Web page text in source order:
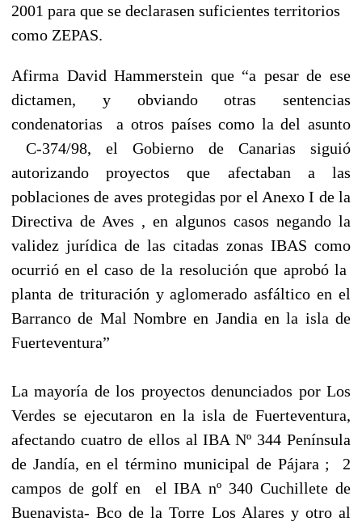
2001 para que se declarasen suficientes territorios
como ZEPAS.
Afirma David Hammerstein que “a pesar de ese
dictamen, y obviando otras sentencias
condenatorias
a otros países como la del asunto
C-374/98, el Gobierno de Canarias siguió
autorizando proyectos que afectaban a las
poblaciones de aves protegidas por el Anexo I de la
Directiva de Aves , en algunos casos negando la
validez jurídica de las citadas zonas IBAS como
ocurrió en el caso de la resolución que aprobó la
planta de trituración y aglomerado asfáltico en el
Barranco de Mal Nombre en Jandia en la isla de
Fuerteventura”
La mayoría de los proyectos denunciados por Los
Verdes se ejecutaron en la isla de Fuerteventura,
afectando cuatro de ellos al IBA Nº 344 Península
de Jandía, en el término municipal de Pájara ;
2
campos de golf en
el IBA nº 340 Cuchillete de
Buenavista- Bco de la Torre Los Alares y otro al